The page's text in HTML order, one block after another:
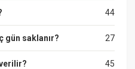
44
27
gün saklanır?
45
verilir?